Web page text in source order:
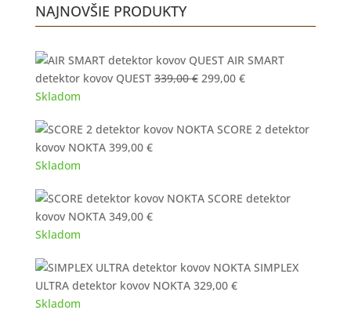
NAJNOVŠIE PRODUKTY
AIR SMART
detektor kovov QUEST 339,00€ Pôvodná
339,00 €.
299,00 €Aktuálna
299,00 €.
Skladom
SCORE 2 detektor
kovov NOKTA 399,00 €
Skladom
SCORE detektor
kovov NOKTA 349,00 €
Skladom
SIMPLEX
ULTRA detektor kovov NOKTA 329,00 €
Skladom